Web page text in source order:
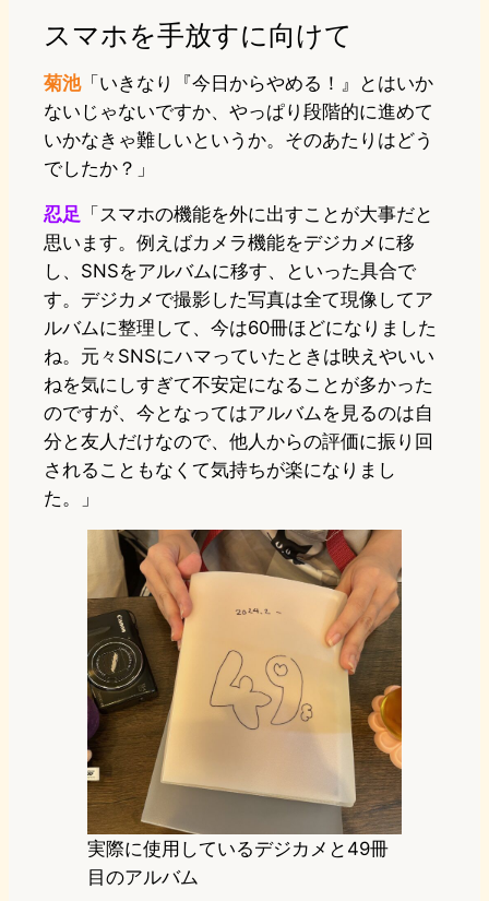
スマホを手放すに向けて
菊池「いきなり『今日からやめる！』とはいか
ないじゃないですか、やっぱり段階的に進めて
いかなきゃ難しいというか。そのあたりはどう
でしたか？」
忍足 「スマホの機能を外に出すことが大事だと
思います。例えばカメラ機能をデジカメに移
し、SNSをアルバムに移す、といった具合で
す。デジカメで撮影した写真は全て現像してア
ルバムに整理して、今は60冊ほどになりました
ね。元々SNSにハマっていたときは映えやいい
ねを気にしすぎて不安定になることが多かった
のですが、今となってはアルバムを見るのは自
分と友人だけなので、他人からの評価に振り回
されることもなくて気持ちが楽になりまし
た。」
実際に使用しているデジカメと49冊
目のアルバム